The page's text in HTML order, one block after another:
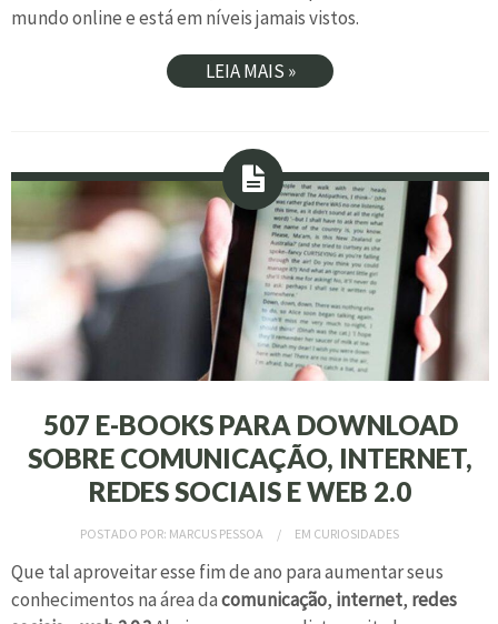
mundo online e está em níveis jamais vistos.
LEIA MAIS »
507 E-BOOKS PARA DOWNLOAD
SOBRE COMUNICAÇÃO, INTERNET,
REDES SOCIAIS E WEB 2.0
POSTADO POR: MARCUS PESSOA EM CURIOSIDADES
Que tal aproveitar esse fim de ano para aumentar seus
conhecimentos na área dacomunicação, internet, redes